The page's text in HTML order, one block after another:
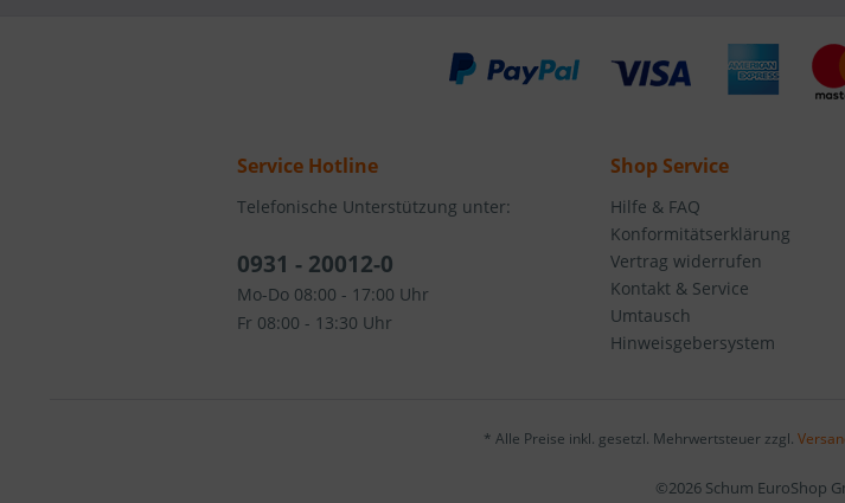
Service Hotline
Telefonische Unterstützung unter:
0931 - 20012-0
Mo-Do 08:00 - 17:00 Uhr
Fr 08:00 - 13:30 Uhr
Shop Service
Hilfe & FAQ
Konformitätserklärung
Vertrag widerrufen
Kontakt & Service
Umtausch
Hinweisgebersystem
* Alle Preise inkl. gesetzl. Mehrwertsteuer zzgl.
©2026 Schum EuroShop